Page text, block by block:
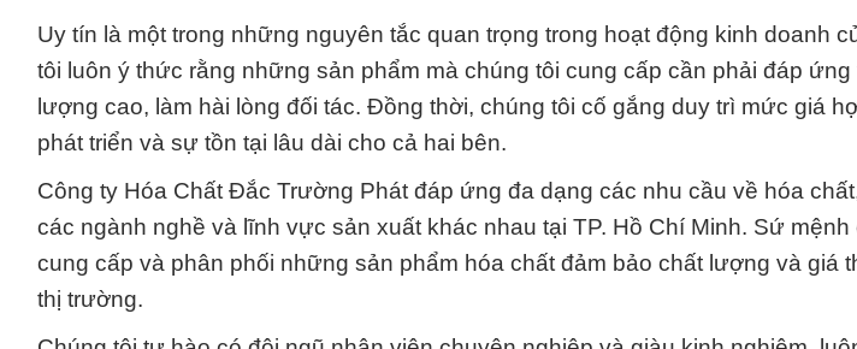
Uy tín là một trong những nguyên tắc quan trọng trong hoạt động kinh doanh
tôi luôn ý thức rằng những sản phẩm mà chúng tôi cung cấp cần phải đáp
lượng cao, làm hài lòng đối tác. Đồng thời, chúng tôi cố gắng duy trì mức giá
phát triển và sự tồn tại lâu dài cho cả hai bên.
Công ty Hóa Chất Đắc Trường Phát đáp ứng đa dạng các nhu cầu về hóa
các ngành nghề và lĩnh vực sản xuất khác nhau tại TP. Hồ Chí Minh. Sứ mệnh
cung cấp và phân phối những sản phẩm hóa chất đảm bảo chất lượng và giá
thị trường.